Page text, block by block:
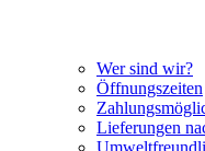
Wer sind wir?
Öffnungszeiten
Lieferungen